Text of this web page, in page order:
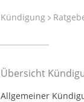
Kündigung
Übersicht
Allgemeiner